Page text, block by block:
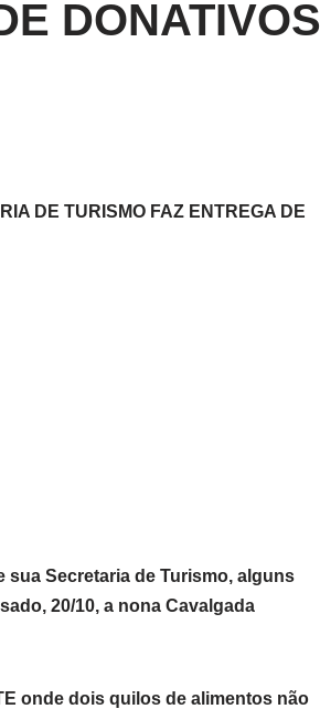
DONATIVOS
DE TURISMO FAZ ENTREGA DE
sua Secretaria de Turismo, alguns
20/10, a nona Cavalgada
onde dois quilos de alimentos não